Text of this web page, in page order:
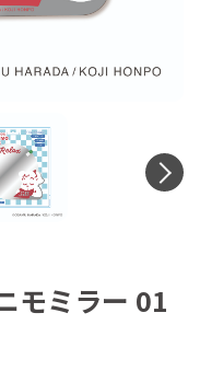
モミラー 01